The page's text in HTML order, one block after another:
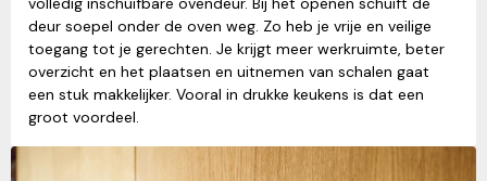
deur soepel onder de oven weg. Zo heb je vrije en veilige
toegang tot je gerechten. Je krijgt meer werkruimte, beter
overzicht en het plaatsen en uitnemen van schalen gaat
een stuk makkelijker. Vooral in drukke keukens is dat een
groot voordeel.